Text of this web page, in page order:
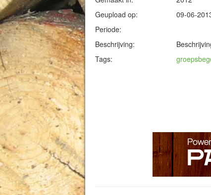
Geupload op:
09-06-
Periode:
Beschrijving:
Tags: